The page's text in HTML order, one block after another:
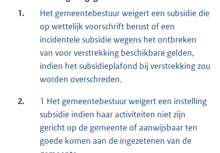
1.
Het gemeentebestuur weigert een subsidie die
op wettelijk voorschrift berust of een
incidentele subsidie wegens het ontbreken
van voor verstrekking beschikbare gelden,
indien het subsidieplafond bij verstrekking zou
worden overschreden.
2.
1 Het gemeentebestuur weigert een instelling
subsidie indien haar activiteiten niet zijn
gericht op de gemeente of aanwijsbaar ten
goede komen aan de ingezetenen van de